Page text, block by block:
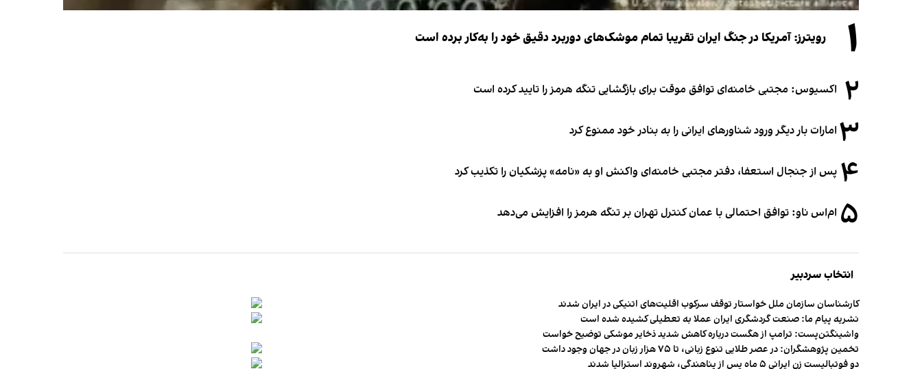
۱ رویترز: آمریکا در جنگ ایران تقریبا تمام موشک‌های دوربرد دقیق خود را به‌کار برده است
۲ اکسیوس: مجتبی خامنه‌ای توافق موقت برای بازگشایی تنگه هرمز را تایید کرده است
۳ امارات بار دیگر ورود شناورهای ایرانی را به بنادر خود ممنوع کرد
۴ پس از جنجال استعفا، دفتر مجتبی خامنه‌ای واکنش او به «نامه» پزشکیان را تکذیب کرد
۵ ام‌اس ناو: توافق احتمالی با عمان کنترل تهران بر تنگه هرمز را افزایش می‌دهد
انتخاب سردبیر
کارشناسان سازمان ملل خواستار توقف سرکوب اقلیت‌های اتنیکی در ایران شدند
نشریه پیام ما: صنعت گردشگری ایران عملا به تعطیلی کشیده شده است
واشینگتن‌پست: ترامپ از هگست درباره کاهش شدید ذخایر موشکی توضیح خواست
تخمین پژوهشگران: در عصر طلایی تنوع زبانی، تا ۷۵ هزار زبان در جهان وجود داشت
دو فوتبالیست زن ایرانی ۵ ماه پس از پناهندگی، شهروند استرالیا شدند